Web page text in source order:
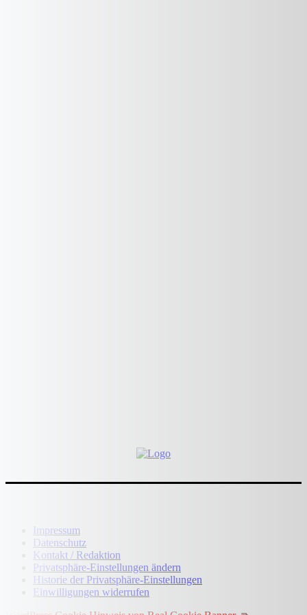
Impressum
Datenschutz
Kontakt / Redaktion
Privatsphäre-Einstellungen ändern
Historie der Privatsphäre-Einstellungen
Einwilligungen widerrufen